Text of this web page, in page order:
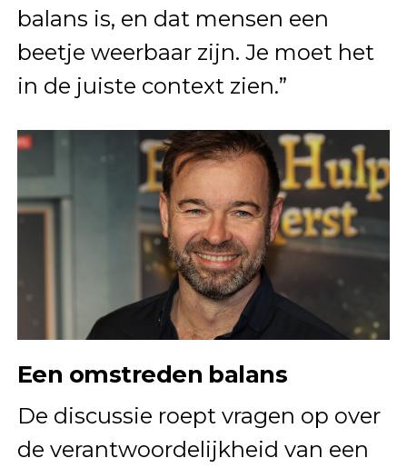
balans is, en dat mensen een
beetje weerbaar zijn. Je moet het
in de juiste context zien.”
Een omstreden balans
De discussie roept vragen op over
de verantwoordelijkheid van een